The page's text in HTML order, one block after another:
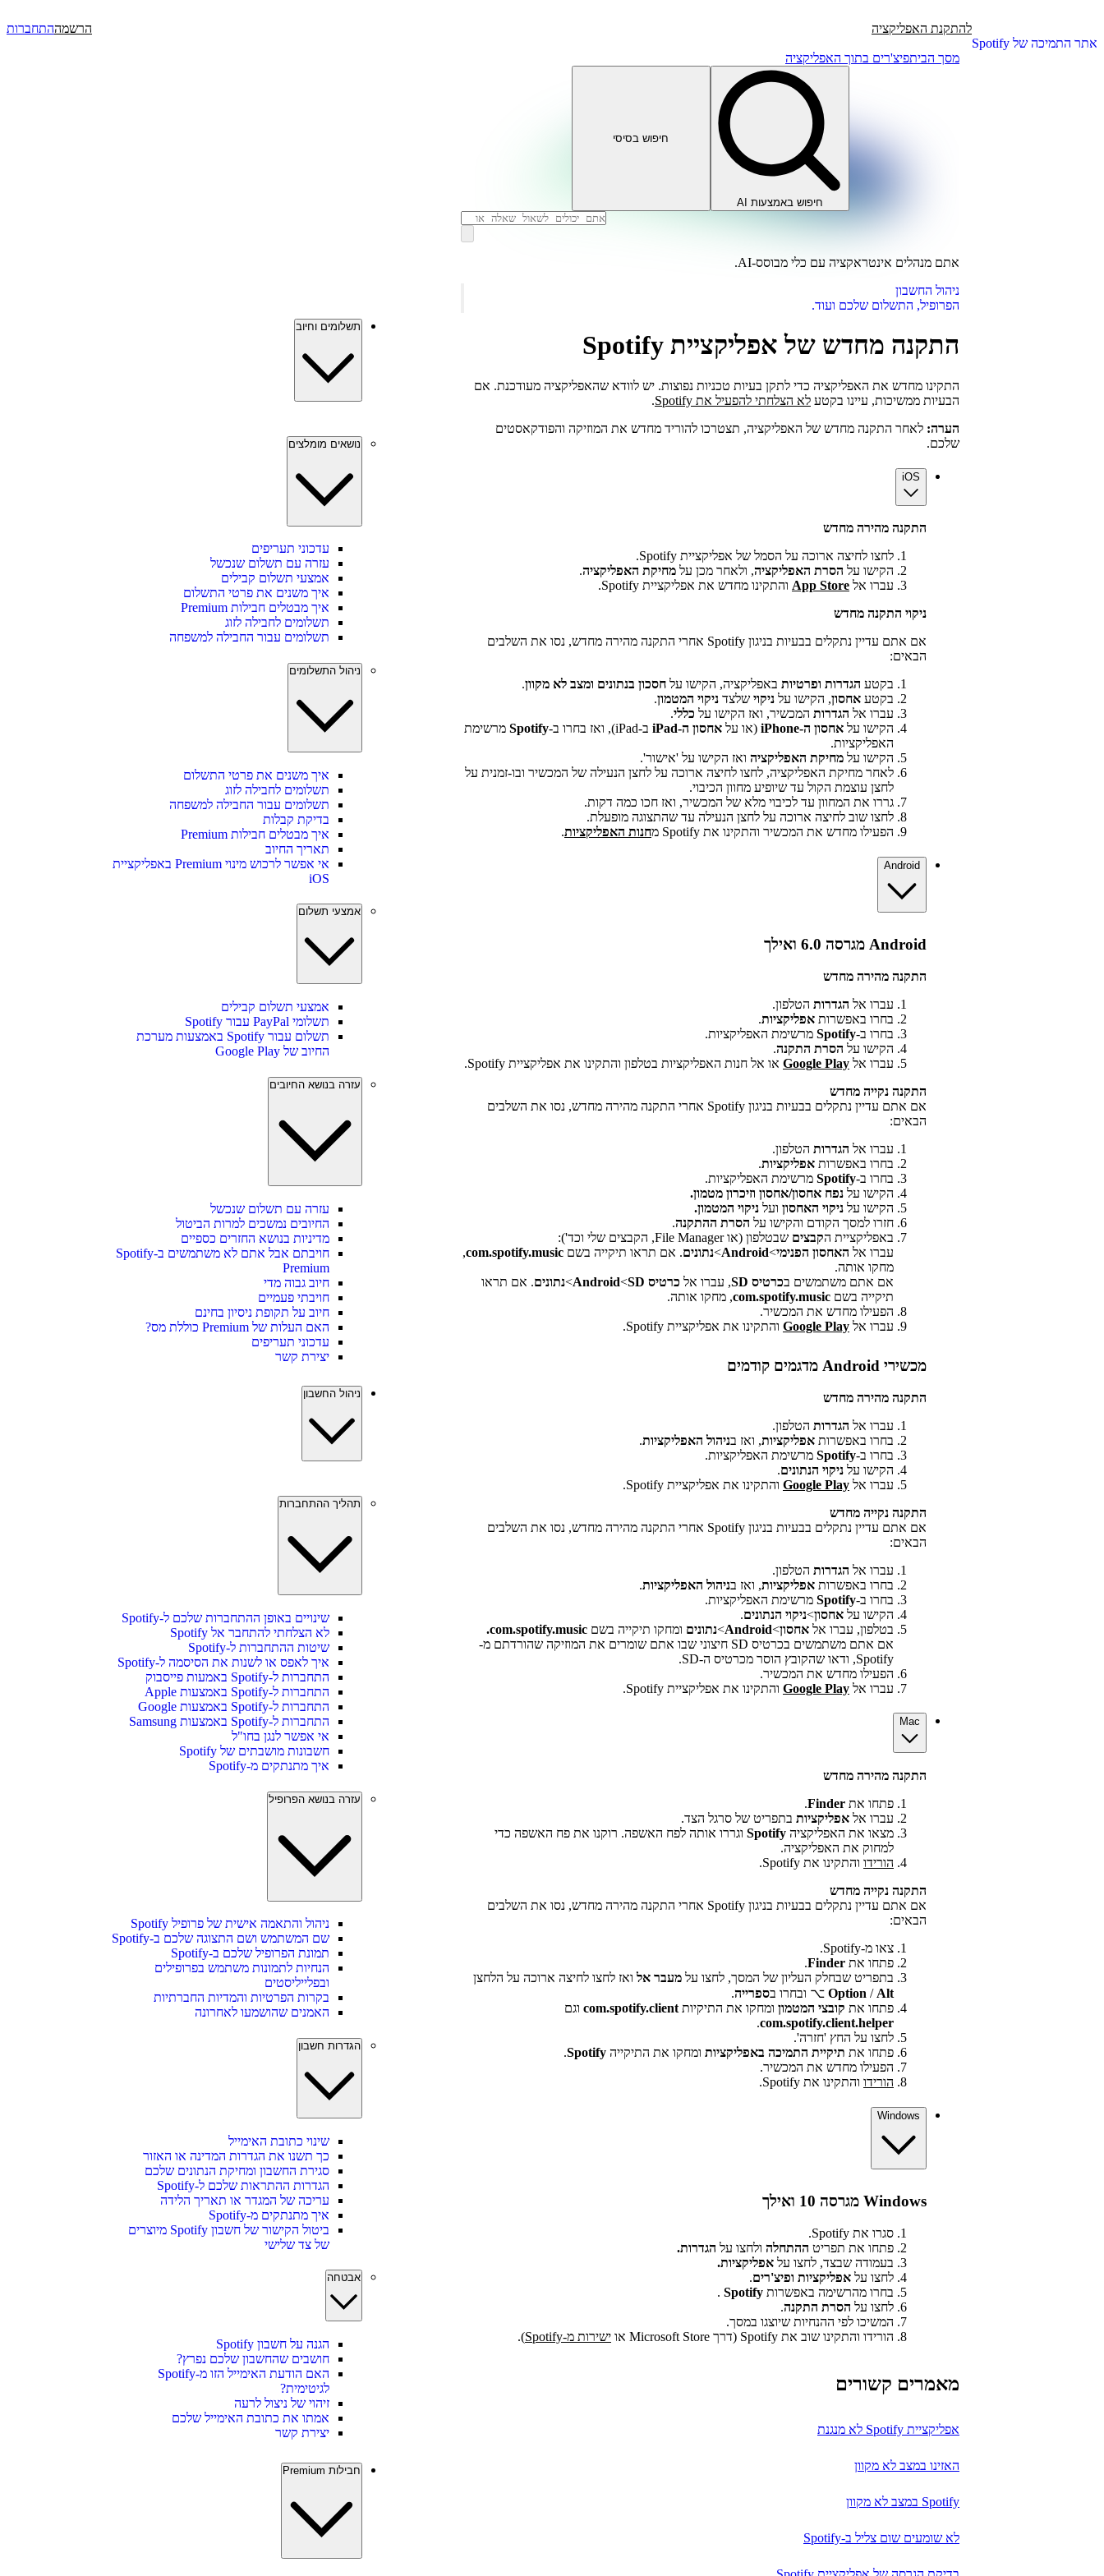
אתר התמיכה של Spotify
להתקנת האפליקציה הרשמההתחברות
מסך הביתפיצ'רים בתוך האפליקציה
חיפוש באמצעות AI
חיפוש בסיסי
אתם מנהלים אינטראקציה עם כלי מבוסס-AI.
ניהול החשבון
הפרופיל, התשלום שלכם ועוד.
התקנה מחדש של אפליקציית Spotify
התקינו מחדש את האפליקציה כדי לתקן בעיות טכניות נפוצות. יש לוודא שהאפליקציה מעודכנת. אם
הבעיות ממשיכות, עיינו בקטע לא הצלחתי להפעיל את Spotify
.
הערה: לאחר התקנה מחדש של האפליקציה, תצטרכו להוריד מחדש את המוזיקה והפודקאסטים
שלכם.
iOS
התקנה מהירה מחדש
לחצו לחיצה ארוכה על הסמל של אפליקציית Spotify.
הקישו על הסרת האפליקציה, ולאחר מכן על מחיקת האפליקציה.
עברו אל App Store והתקינו מחדש את אפליקציית Spotify.
ניקוי התקנה מחדש
אם אתם עדיין נתקלים בבעיות בניגון Spotify אחרי התקנה מהירה מחדש, נסו את השלבים
הבאים:
בקטע הגדרות ופרטיות באפליקציה, הקישו על חסכון בנתונים ומצב לא מקוון.
בקטע אחסון, הקישו על ניקוי שלצד ניקוי המטמון.
עברו אל הגדרות המכשיר, ואז הקישו על כללי.
הקישו על אחסון ה-iPhone (או על אחסון ה-iPad ב-iPad), ואז בחרו ב- Spotify מרשימת
האפליקציות.
הקישו על מחיקת האפליקציה ואז הקישו על 'אישור'.
לאחר מחיקת האפליקציה, לחצו לחיצה ארוכה על לחצן הנעילה של המכשיר ובו-זמנית על
לחצן עוצמת הקול עד שיופיע מחוון הכיבוי.
גררו את המחוון עד לכיבוי מלא של המכשיר, ואז חכו כמה דקות.
לחצו שוב לחיצה ארוכה על לחצן הנעילה עד שהתצוגה מופעלת.
הפעילו מחדש את המכשיר והתקינו את Spotify מ
חנות האפליקציות.
Android
Android מגרסה 6.0 ואילך
התקנה מהירה מחדש
עברו אל הגדרות הטלפון.
בחרו באפשרות אפליקציות.
בחרו ב-Spotify מרשימת האפליקציות.
הקישו על הסרת התקנה.
עברו אל Google Play או אל חנות האפליקציות בטלפון והתקינו את אפליקציית Spotify.
התקנה נקייה מחדש
אם אתם עדיין נתקלים בבעיות בניגון Spotify אחרי התקנה מהירה מחדש, נסו את השלבים
הבאים:
עברו אל הגדרות הטלפון.
בחרו באפשרות אפליקציות.
בחרו ב-Spotify מרשימת האפליקציות.
הקישו על נפח אחסון/אחסון וזיכרון מטמון.
הקישו על ניקוי האחסון ועל ניקוי המטמון.
חזרו למסך הקודם והקישו על הסרת ההתקנה.
באפליקציית הקבצים שבטלפון (או File Manager, הקבצים שלי וכד'):
עברו אל האחסון הפנימי>
Android
>נתונים. אם תראו תיקייה בשם com.spotify.music
,
מחקו אותה.
אם אתם משתמשים בכרטיס SD ,‏ עברו אל כרטיס SD >‏‏
Android
>נתונים. אם תראו
תיקייה בשם com.spotify.music, מחקו אותה.
הפעילו מחדש את המכשיר.
עברו אל Google Play והתקינו את אפליקציית Spotify.
מכשירי Android מדגמים קודמים
התקנה מהירה מחדש
עברו אל הגדרות הטלפון.
בחרו באפשרות אפליקציות, ואז בניהול האפליקציות.
בחרו ב-Spotify מרשימת האפליקציות.
הקישו על ניקוי הנתונים.
עברו אל Google Play והתקינו את אפליקציית Spotify.
התקנה נקייה מחדש
אם אתם עדיין נתקלים בבעיות בניגון Spotify אחרי התקנה מהירה מחדש, נסו את השלבים
הבאים:
עברו אל הגדרות הטלפון.
בחרו באפשרות אפליקציות, ואז בניהול האפליקציות.
בחרו ב-Spotify מרשימת האפליקציות.
הקישו על אחסון>ניקוי הנתונים.
בטלפון, עברו אל אחסון>
Android
>נתונים ומחקו תיקייה בשם com.spotify.music.
אם אתם משתמשים בכרטיס SD חיצוני שבו אתם שומרים את המוזיקה שהורדתם מ-
Spotify, ודאו שהקובץ הוסר מכרטיס ה-SD.
הפעילו מחדש את המכשיר.
עברו אל Google Play והתקינו את אפליקציית Spotify.
Mac
התקנה מהירה מחדש
פתחו את Finder
.
עברו אל אפליקציות בתפריט של סרגל הצד.
מצאו את האפליקציה Spotify וגררו אותה לפח האשפה. רוקנו את פח האשפה כדי
למחוק את האפליקציה.
הורידו והתקינו את Spotify.
התקנה נקייה מחדש
אם אתם עדיין נתקלים בבעיות בניגון Spotify אחרי התקנה מהירה מחדש, נסו את השלבים
הבאים:
צאו מ-Spotify.
פתחו את Finder
.
בתפריט שבחלק העליון של המסך, לחצו על מעבר אל ואז לחצו לחיצה ארוכה על הלחצן
Option / Alt ⌥ ובחרו בספרייה.
פתחו את קובצי המטמון ומחקו את התיקיות com.spotify.client וגם
com.spotify.client.helper
.
לחצו על החץ 'חזרה'.
פתחו את תיקיית התמיכה באפליקציות ומחקו את התיקייה Spotify
.
הפעילו מחדש את המכשיר.
הורידו והתקינו את Spotify.
Windows
Windows מגרסה 10 ואילך
סגרו את Spotify.
פתחו את תפריט ההתחלה ולחצו על הגדרות.
בעמודה שבצד, לחצו על אפליקציות.
לחצו על אפליקציות ופיצ'רים.
בחרו מהרשימה באפשרות Spotify
.
לחצו על הסרת התקנה.
המשיכו לפי ההנחיות שיוצגו במסך.
הורידו והתקינו שוב את Spotify (דרך Microsoft Store או
ישירות מ-Spotify ).
מאמרים קשורים
אפליקציית Spotify לא מנגנת
האזינו במצב לא מקוון
Spotify במצב לא מקוון
לא שומעים שום צליל ב-Spotify
תשלומים וחיוב
נושאים מומלצים
עדכוני תעריפים
עזרה עם תשלום שנכשל
אמצעי תשלום קבילים
איך משנים את פרטי התשלום
איך מבטלים חבילות Premium
תשלומים לחבילה לזוג
תשלומים עבור החבילה למשפחה
ניהול התשלומים
איך משנים את פרטי התשלום
תשלומים לחבילה לזוג
תשלומים עבור החבילה למשפחה
בדיקת קבלות
איך מבטלים חבילות Premium
תאריך החיוב
אי אפשר לרכוש מינוי Premium באפליקציית
iOS
אמצעי תשלום
אמצעי תשלום קבילים
תשלומי PayPal עבור Spotify
תשלום עבור Spotify באמצעות מערכת
החיוב של Google Play
עזרה בנושא החיובים
עזרה עם תשלום שנכשל
החיובים נמשכים למרות הביטול
מדיניות בנושא החזרים כספיים
חויבתם אבל אתם לא משתמשים ב-Spotify
Premium
חיוב גבוה מדי
חויבתי פעמיים
חיוב על תקופת ניסיון בחינם
האם העלות של Premium כוללת מס?
עדכוני תעריפים
יצירת קשר
ניהול החשבון
תהליך ההתחברות
שינויים באופן ההתחברות שלכם ל-Spotify
לא הצלחתי להתחבר אל Spotify
שיטות ההתחברות ל-Spotify
איך לאפס או לשנות את הסיסמה ל-Spotify
התחברות ל-Spotify באמעות פייסבוק
התחברות ל-Spotify באמצעות Apple
התחברות ל-Spotify באמצעות Google
התחברות ל-Spotify באמצעות Samsung
אי אפשר לנגן בחו"ל
חשבונות מושבתים של Spotify
איך מתנתקים מ-Spotify
עזרה בנושא הפרופיל
ניהול והתאמה אישית של פרופיל Spotify
שם המשתמש ושם התצוגה שלכם ב-Spotify
תמונת הפרופיל שלכם ב-Spotify
הנחיות לתמונות משתמש בפרופילים
ובפלייליסטים
בקרות הפרטיות והמדיות החברתיות
האמנים שהושמעו לאחרונה
הגדרות חשבון
שינוי כתובת האימייל
כך תשנו את הגדרות המדינה או האזור
סגירת החשבון ומחיקת הנתונים שלכם
הגדרות ההתראות שלכם ל-Spotify
עריכה של המגדר או תאריך הלידה
איך מתנתקים מ-Spotify
ביטול הקישור של חשבון Spotify מיוצרים
של צד שלישי
אבטחה
הגנה על חשבון Spotify
חושבים שהחשבון שלכם נפרץ?
האם הודעת האימייל הזו מ-Spotify
לגיטימית?
זיהוי של ניצול לרעה
אמתו את כתובת האימייל שלכם
יצירת קשר
חבילות Premium‏